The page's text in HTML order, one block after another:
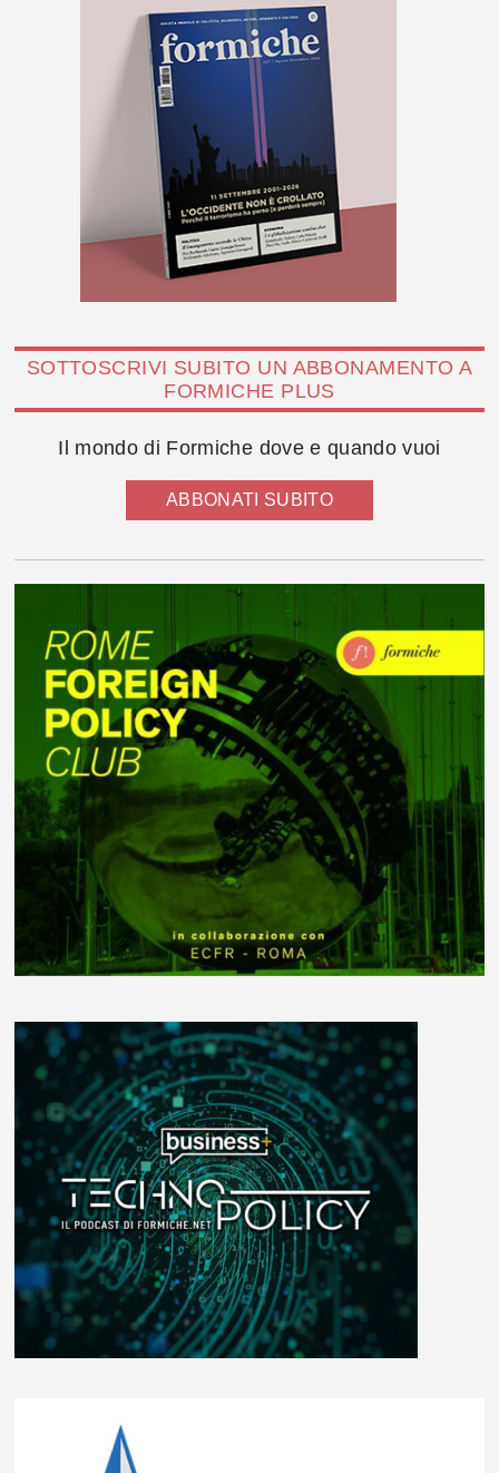
SOTTOSCRIVI SUBITO UN ABBONAMENTO A
FORMICHE PLUS
Il mondo di Formiche dove e quando vuoi
ABBONATI SUBITO